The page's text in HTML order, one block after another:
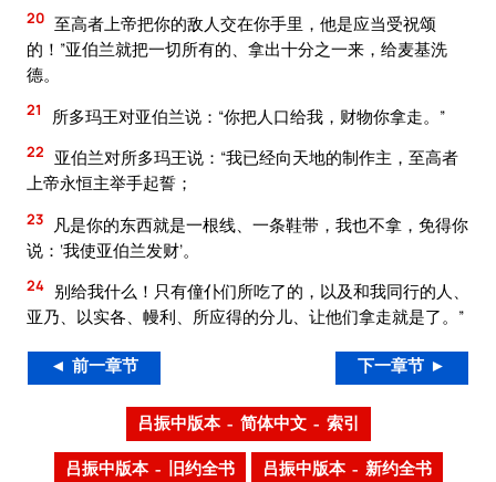
20 至高者上帝把你的敌人交在你手里，他是应当受祝颂
的！”亚伯兰就把一切所有的、拿出十分之一来，给麦基洗
德。
21 所多玛王对亚伯兰说：“你把人口给我，财物你拿走。”
22
亚伯兰对所多玛王说：“我已经向天地的制作主，至高者
上帝永恒主举手起誓；
23
凡是你的东西就是一根线、一条鞋带，我也不拿，免得你
说：‘我使亚伯兰发财’。
24 别给我什么！只有僮仆们所吃了的，以及和我同行的人、
亚乃、以实各、幔利、所应得的分儿、让他们拿走就是了。”
◄ 前一章节 下一章节 ►
吕振中版本 – 简体中文 – 索引
吕振中版本 – 旧约全书 吕振中版本 – 新约全书